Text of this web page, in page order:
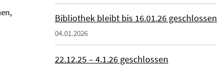
Bibliothek bleibt bis 16.01.26 geschlossen
04.01.2026
22.12.25 – 4.1.26 geschlossen